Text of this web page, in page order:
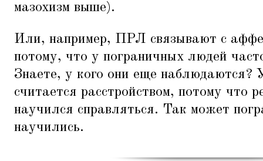
мазохизм выше).
Или, например, ПРЛ связывают с
потому, что у пограничных людей
Знаете, у кого они еще наблюдаются?
считается расстройством, потому что
научился справляться. Так может
научились.